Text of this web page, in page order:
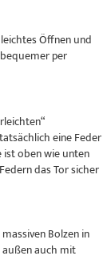
Öffnen und
per
eine Feder
ist oben wie unten
das Tor sicher
Bolzen in
außen auch mit